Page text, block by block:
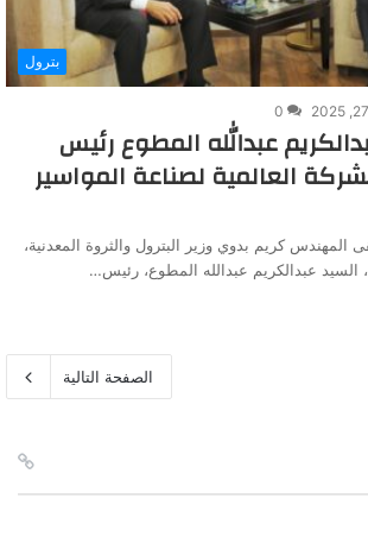
بترول
0
عبدالله المطوع رئيس
العالمية لصناعة المواسير
كريم بدوي وزير البترول والثروة المعدنية،
السيد عبدالكريم عبدالله المطوع، رئيس…
الصفحة التالية